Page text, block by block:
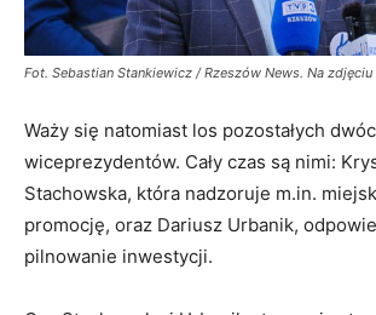
Fot. Sebastian Stankiewicz / Rzeszów News. Na
Waży się natomiast los pozostałych
wiceprezydentów. Cały czas są nimi:
Stachowska, która nadzoruje m.in.
promocję, oraz Dariusz Urbanik,
pilnowanie inwestycji.